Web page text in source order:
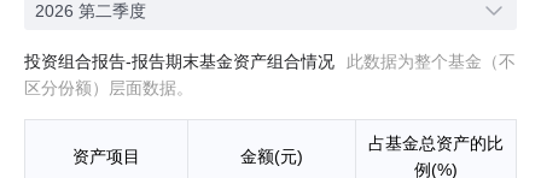
2026 第二季度
投资组合报告-报告期末基金资产组合情况
此数据为整个基金（不
区分份额）层面数据。
资产项目 金额(元)
占基金总资产的比
例(%)